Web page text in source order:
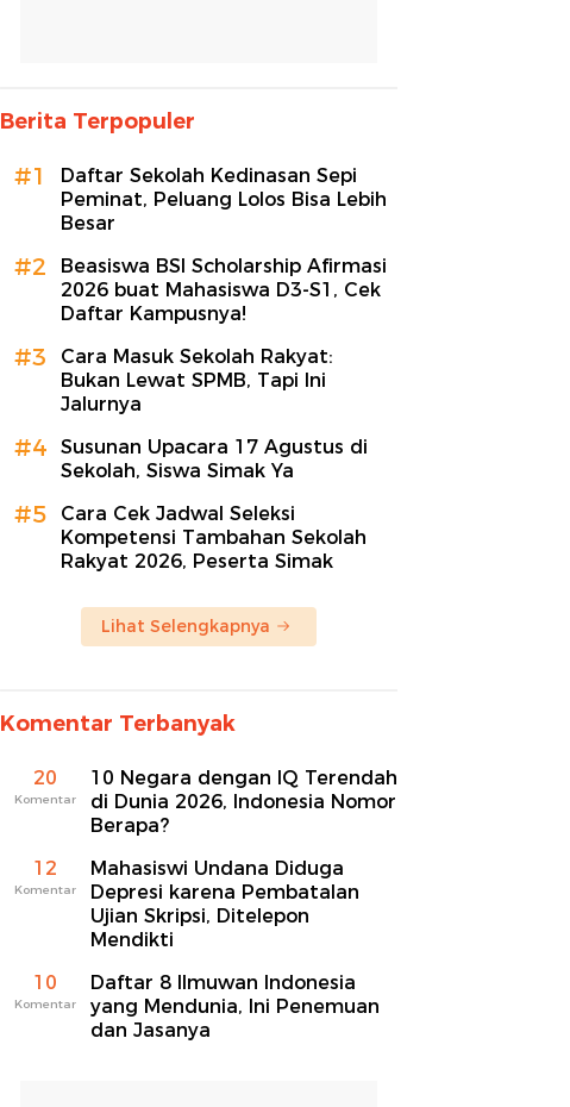
Berita Terpopuler
#1
Daftar Sekolah Kedinasan Sepi
Peminat, Peluang Lolos Bisa Lebih
Besar
#2
Beasiswa BSI Scholarship Afirmasi
2026 buat Mahasiswa D3-S1, Cek
Daftar Kampusnya!
#3
Cara Masuk Sekolah Rakyat:
Bukan Lewat SPMB, Tapi Ini
Jalurnya
#4
Susunan Upacara 17 Agustus di
Sekolah, Siswa Simak Ya
#5
Cara Cek Jadwal Seleksi
Kompetensi Tambahan Sekolah
Rakyat 2026, Peserta Simak
Lihat Selengkapnya
Komentar Terbanyak
20
Komentar
10 Negara dengan IQ Terendah
di Dunia 2026, Indonesia Nomor
Berapa?
12
Komentar
Mahasiswi Undana Diduga
Depresi karena Pembatalan
Ujian Skripsi, Ditelepon
Mendikti
10
Komentar
Daftar 8 Ilmuwan Indonesia
yang Mendunia, Ini Penemuan
dan Jasanya